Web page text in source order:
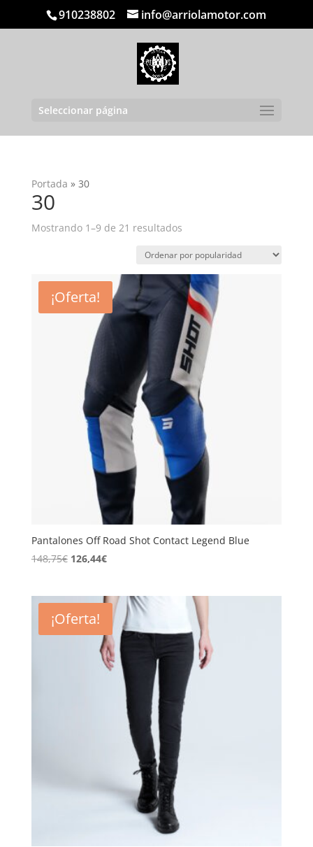
910238802 info@arriolamotor.com
Seleccionar página
Portada » 30
30
Mostrando 1–9 de 21 resultadosOrdenado
popularidad
¡Oferta!
Pantalones Off Road Shot Contact Legend Blue
148,75€ El
era:
148,75€.
126,44€El
es:
126,44€.
¡Oferta!